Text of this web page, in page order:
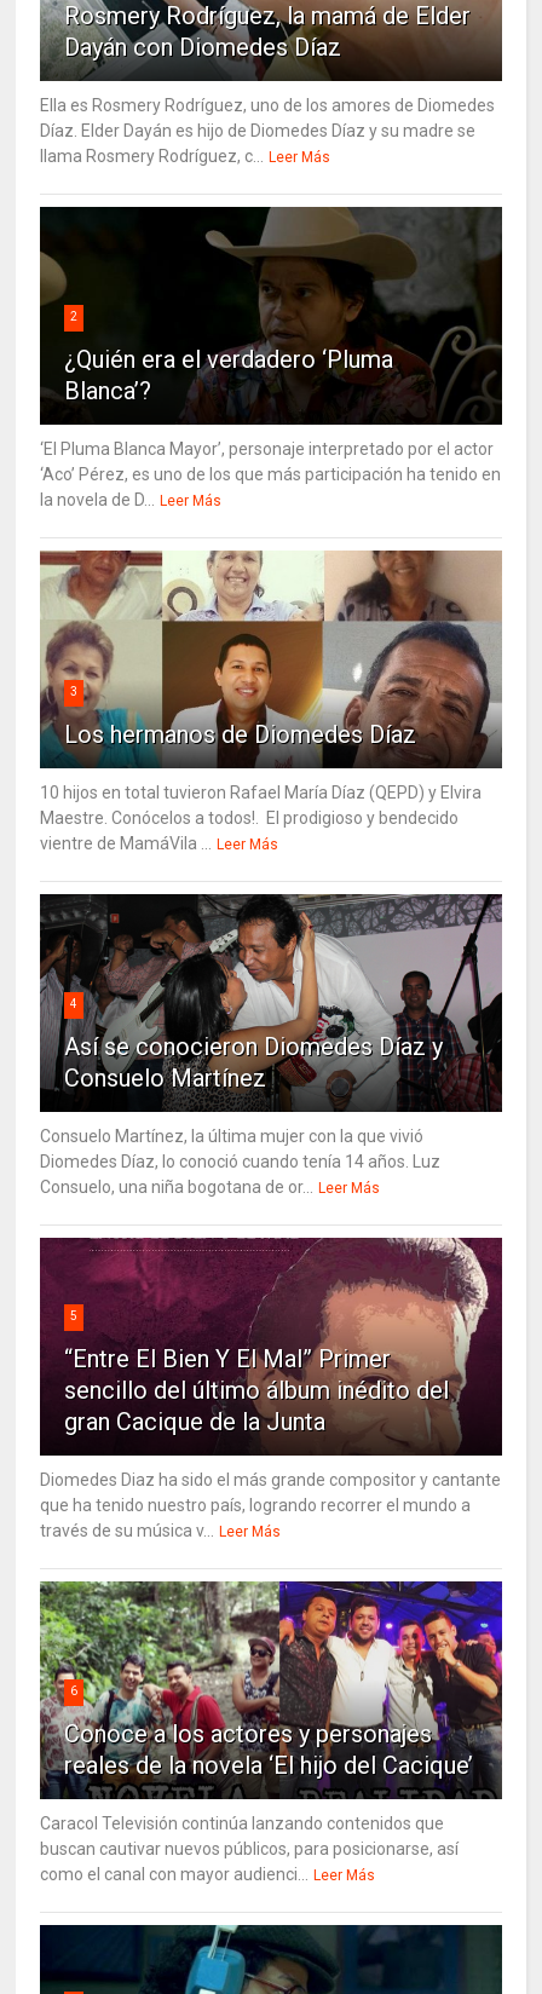
Rosmery Rodríguez, la mamá de Elder
Dayán con Diomedes Díaz
Ella es Rosmery Rodríguez, uno de los amores de Diomedes
Díaz. Elder Dayán es hijo de Diomedes Díaz y su madre se
llama Rosmery Rodríguez, c...
Leer Más
2
¿Quién era el verdadero ‘Pluma
Blanca’?
‘El Pluma Blanca Mayor’, personaje interpretado por el actor
‘Aco’ Pérez, es uno de los que más participación ha tenido en
la novela de D...
Leer Más
3
Los hermanos de Diomedes Díaz
10 hijos en total tuvieron Rafael María Díaz (QEPD) y Elvira
Maestre. Conócelos a todos!. El prodigioso y bendecido
vientre de MamáVila ...
Leer Más
4
Así se conocieron Diomedes Díaz y
Consuelo Martínez
Consuelo Martínez, la última mujer con la que vivió
Diomedes Díaz, lo conoció cuando tenía 14 años. Luz
Consuelo, una niña bogotana de or...
Leer Más
5
“Entre El Bien Y El Mal” Primer
sencillo del último álbum inédito del
gran Cacique de la Junta
Diomedes Diaz ha sido el más grande compositor y cantante
que ha tenido nuestro país, logrando recorrer el mundo a
través de su música v...
Leer Más
6
Conoce a los actores y personajes
reales de la novela ‘El hijo del Cacique’
Caracol Televisión continúa lanzando contenidos que
buscan cautivar nuevos públicos, para posicionarse, así
como el canal con mayor audienci...
Leer Más